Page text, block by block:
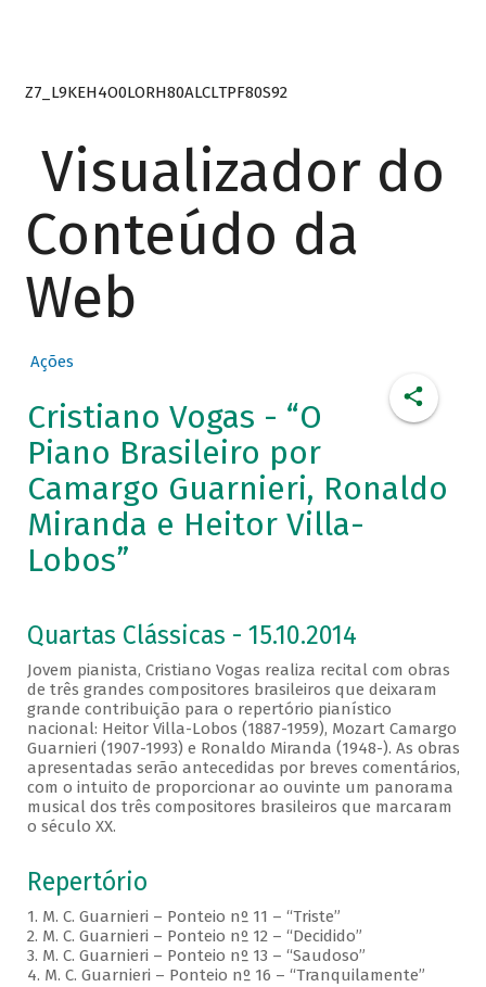
Z7_L9KEH4O0LORH80ALCLTPF80S92
Visualizador do
Conteúdo da
Web
Ações
Cristiano Vogas - “O
Piano Brasileiro por
Camargo Guarnieri, Ronaldo
Miranda e Heitor Villa-
Lobos”
Quartas Clássicas - 15.10.2014
Jovem pianista, Cristiano Vogas realiza recital com obras
de três grandes compositores brasileiros que deixaram
grande contribuição para o repertório pianístico
nacional: Heitor Villa-Lobos (1887-1959), Mozart Camargo
Guarnieri (1907-1993) e Ronaldo Miranda (1948-). As obras
apresentadas serão antecedidas por breves comentários,
com o intuito de proporcionar ao ouvinte um panorama
musical dos três compositores brasileiros que marcaram
o século XX.
Repertório
1. M. C. Guarnieri – Ponteio nº 11 – “Triste”
2. M. C. Guarnieri – Ponteio nº 12 – “Decidido”
3. M. C. Guarnieri – Ponteio nº 13 – “Saudoso”
4. M. C. Guarnieri – Ponteio nº 16 – “Tranquilamente”